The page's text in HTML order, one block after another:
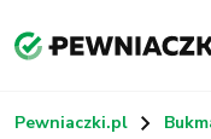
Pewniaczki.pl